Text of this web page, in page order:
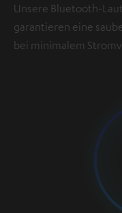
Unsere Bluetooth-
garantieren eine
bei minimalem